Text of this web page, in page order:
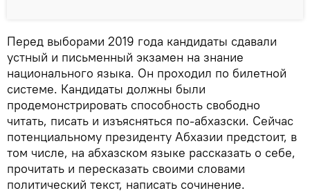
Перед выборами 2019 года кандидаты сдавали
устный и письменный экзамен на знание
национального языка. Он проходил по билетной
системе. Кандидаты должны были
продемонстрировать способность свободно
читать, писать и изъясняться по-абхазски. Сейчас
потенциальному президенту Абхазии предстоит, в
том числе, на абхазском языке рассказать о себе,
прочитать и пересказать своими словами
политический текст, написать сочинение.